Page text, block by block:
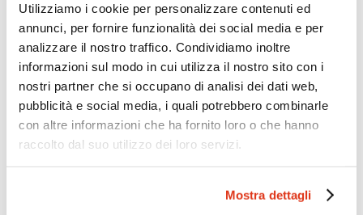
Utilizziamo i cookie per personalizzare contenuti ed
annunci, per fornire funzionalità dei social media e per
analizzare il nostro traffico. Condividiamo inoltre
informazioni sul modo in cui utilizza il nostro sito con i
nostri partner che si occupano di analisi dei dati web,
pubblicità e social media, i quali potrebbero combinarle
con altre informazioni che ha fornito loro o che hanno
raccolto dal suo utilizzo dei loro servizi.
Mostra dettagli
Offerte
richiesta
Scopri i prezzi »
Condividi con gli altri viaggiatori le tue esperienze e scambia